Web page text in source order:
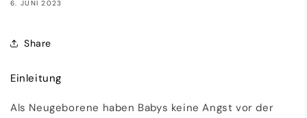
6. JUNI 2023
Share
Einleitung
Als Neugeborene haben Babys keine Angst vor der